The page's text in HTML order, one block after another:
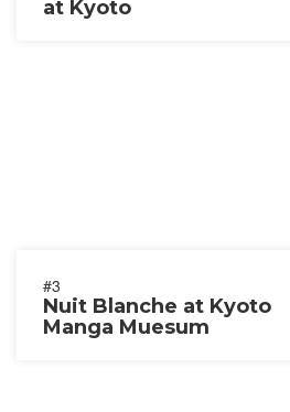
at Kyoto
#3
Nuit Blanche at Kyoto
Manga Muesum